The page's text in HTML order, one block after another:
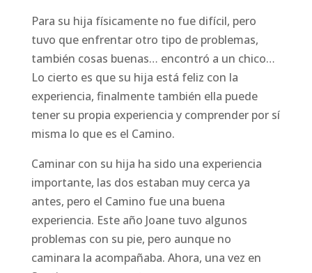
Para su hija físicamente no fue difícil, pero
tuvo que enfrentar otro tipo de problemas,
también cosas buenas… encontró a un chico…
Lo cierto es que su hija está feliz con la
experiencia, finalmente también ella puede
tener su propia experiencia y comprender por sí
misma lo que es el Camino.
Caminar con su hija ha sido una experiencia
importante, las dos estaban muy cerca ya
antes, pero el Camino fue una buena
experiencia. Este año Joane tuvo algunos
problemas con su pie, pero aunque no
caminara la acompañaba. Ahora, una vez en